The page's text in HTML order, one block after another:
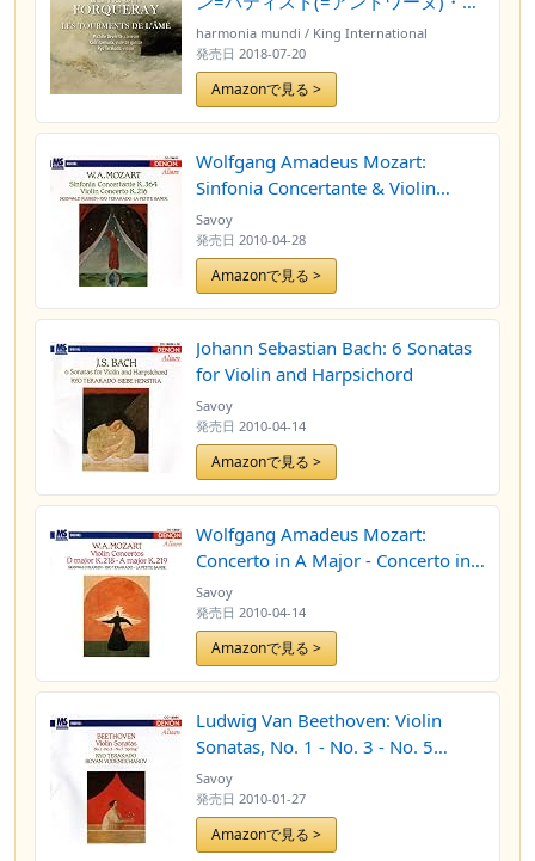
ォルクレ : 作品集 ~ 魂の苦悩
(Antoine & Jean-Baptiste
Forqueray : Les tourments de
l’ame / Michele Deverite | Kaori
[4CD+bonus CD] [輸入盤] [日本語
帯・解説・訳付]
harmonia mundi / King International
発売日 2018-07-20
Amazonで見る >
Wolfgang Amadeus Mozart:
Sinfonia Concertante & Violin
Concerto
Savoy
発売日 2010-04-28
Amazonで見る >
Johann Sebastian Bach: 6 Sonatas
for Violin and Harpsichord
Savoy
発売日 2010-04-14
Amazonで見る >
Wolfgang Amadeus Mozart:
Concerto in A Major - Concerto in
D Major
Savoy
発売日 2010-04-14
Amazonで見る >
Ludwig Van Beethoven: Violin
Sonatas, No. 1 - No. 3 - No. 5
"Spring"
Savoy
発売日 2010-01-27
Amazonで見る >